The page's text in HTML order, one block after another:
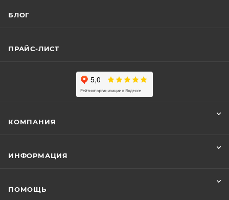
БЛОГ
ПРАЙС-ЛИСТ
КОМПАНИЯ
ИНФОРМАЦИЯ
ПОМОЩЬ